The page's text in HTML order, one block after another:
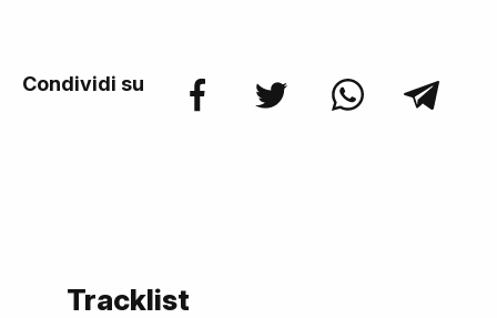
Condividi su
Tracklist